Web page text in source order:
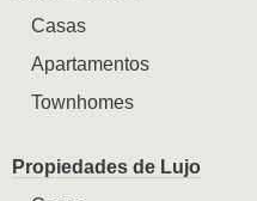
Casas
Apartamentos
Townhomes
Propiedades de Lujo